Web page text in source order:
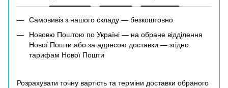
Самовивіз з нашого складу — безкоштовно
Нововю Поштою по Україні — на обране відділення
Нової Пошти або за адресою доставки — згідно
тарифам Нової Пошти
Розрахувати точну вартість та терміни доставки обраного